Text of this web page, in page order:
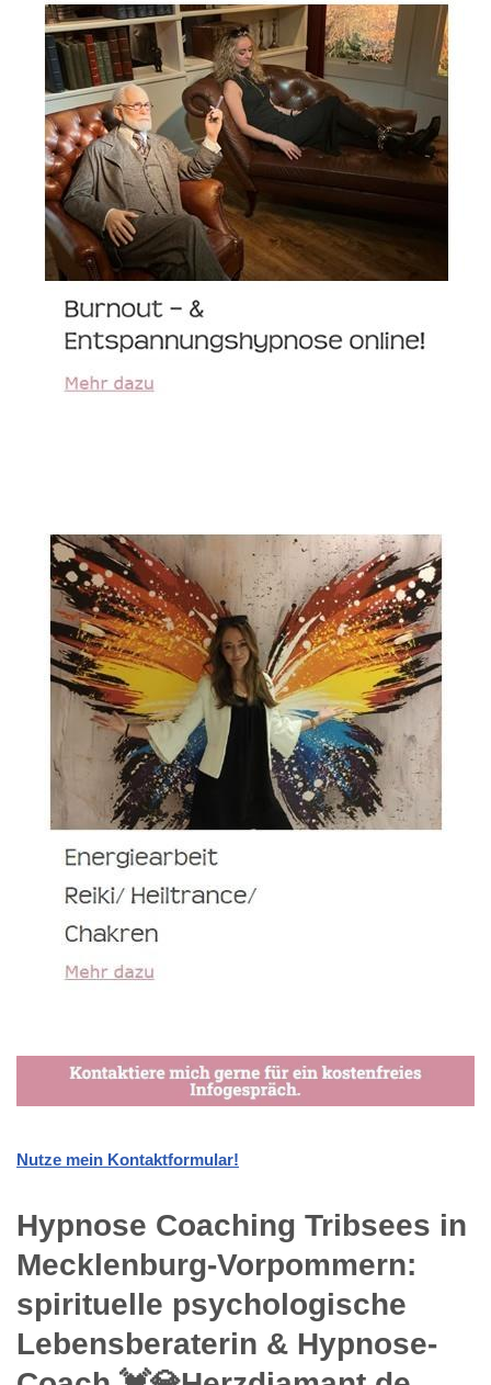
Nutze mein Kontaktformular!
Hypnose Coaching Tribsees in
Mecklenburg-Vorpommern:
spirituelle psychologische
Lebensberaterin & Hypnose-